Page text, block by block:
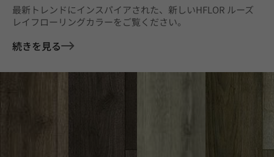
最新トレンドにインスパイアされた、新しいHFLOR ルーズ
レイフローリングカラーをご覧ください。
続きを見る